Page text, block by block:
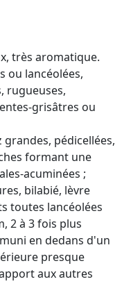
très aromatique.
ou lancéolées,
rugueuses,
grisâtres ou
grandes, pédicellées,
formant une
acuminées ;
bilabié, lèvre
toutes lancéolées
2 à 3 fois plus
en dedans d'un
presque
aux autres